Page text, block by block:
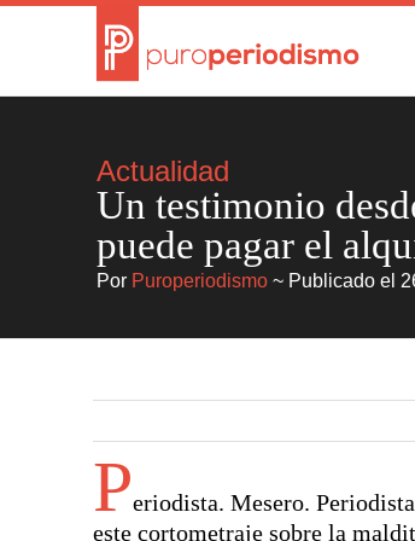
Actualidad
Un testimonio
puede pagar el
Por Puroperiodismo ~ Publicado el
Periodista. Mesero.
este cortometraje sobre la